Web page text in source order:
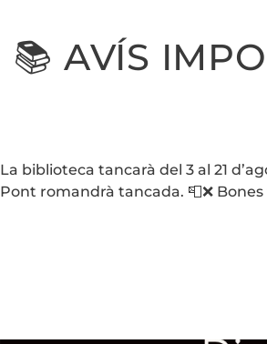
📚 AVÍS
La biblioteca tancarà del 3 al 21
Pont romandrà tancada. 📮❌